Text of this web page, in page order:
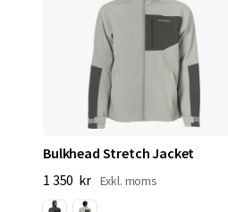
Bulkhead Stretch Jacket
1 350 kr